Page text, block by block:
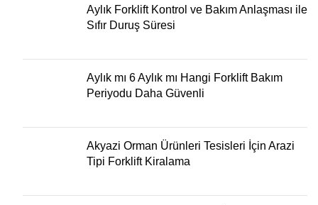
Aylık Forklift Kontrol ve Bakım Anlaşması ile
Sıfır Duruş Süresi
Aylık mı 6 Aylık mı Hangi Forklift Bakım
Periyodu Daha Güvenli
Akyazi Orman Ürünleri Tesisleri İçin Arazi
Tipi Forklift Kiralama